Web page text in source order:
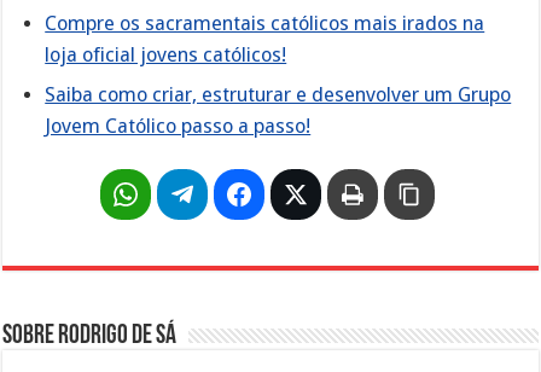
Compre os sacramentais católicos mais irados na
loja oficial jovens católicos!
Saiba como criar, estruturar e desenvolver um Grupo
Jovem Católico passo a passo!
Sobre Rodrigo de Sá